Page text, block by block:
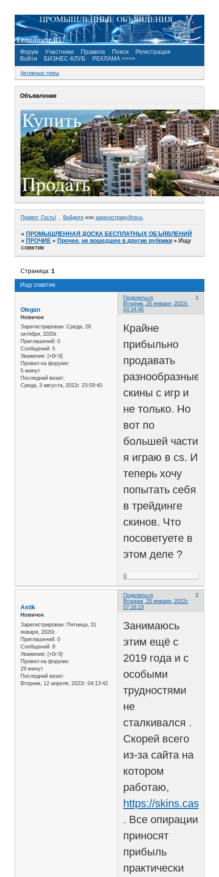
Форум Участники Правила Поиск
Регистрация
Войти
БИЗНЕС-КЛУБ РЕКЛАМА >>>>
Активные темы
Объявление
Привет, Гость! Войдите или зарегистрируйтесь
»ПРОМЫШЛЕННАЯ ДОСКА БЕСПЛАТНЫХ ОБЪЯВЛЕНИЙ
»ПРОЧИЕ »Прочее, не вошедшее в другие рубрики »Ищу
советик
Ищу советик
Страница:1
Поделиться
1
Вторник, 25 января, 2022г.
04:34:45
Olegan
Новичок
Зарегистрирован: Среда, 28
октября, 2020г.
Приглашений: 0
Сообщений: 5
Уважение: [+0/-0]
Провел на форуме:
5 минут
Последний визит:
Среда, 3 августа, 2022г. 23:59:40
Крайне
прибыльно
продавать
разнообразные
скины с игр и
не только. Но
вот по
большей части
я играю в cs. И
теперь хочу
попытать себя
в трейдинге
скинов. Что
посоветуете в
этом деле ?
0
Поделиться
2
Вторник, 25 января, 2022г.
07:16:19
Astik
Новичок
Зарегистрирован: Пятница, 31
января, 2020г.
Приглашений: 0
Сообщений: 8
Уважение: [+0/-0]
Провел на форуме:
29 минут
Последний визит:
Вторник, 12 апреля, 2022г. 04:13:42
Занимаюсь
этим ещё с
2019 года и с
особыми
трудностями
не
сталкивался .
Скорей всего
из-за сайта на
котором
работаю,
https://skins.cash/ru
. Все опирации
приносят
прибыль
практически